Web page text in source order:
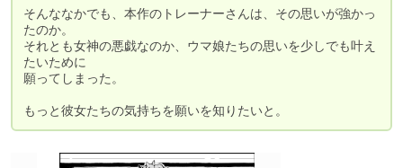
そんななかでも、本作のトレーナーさんは、その思いが強かっ
たのか。
それとも女神の悪戯なのか、ウマ娘たちの思いを少しでも叶え
たいために
願ってしまった。
もっと彼女たちの気持ちを願いを知りたいと。